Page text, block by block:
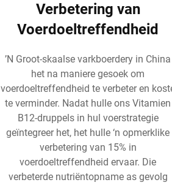
Verbetering van
Voerdoeltreffendheid
ʼN Groot-skaalse varkboerdery in China
het na maniere gesoek om
voerdoeltreffendheid te verbeter en
te verminder. Nadat hulle ons Vitamien
B12-druppels in hul voerstrategie
geïntegreer het, het hulle ‘n opmerklike
verbetering van 15% in
voerdoeltreffendheid ervaar. Die
verbeterde nutriëntopname as gevolg